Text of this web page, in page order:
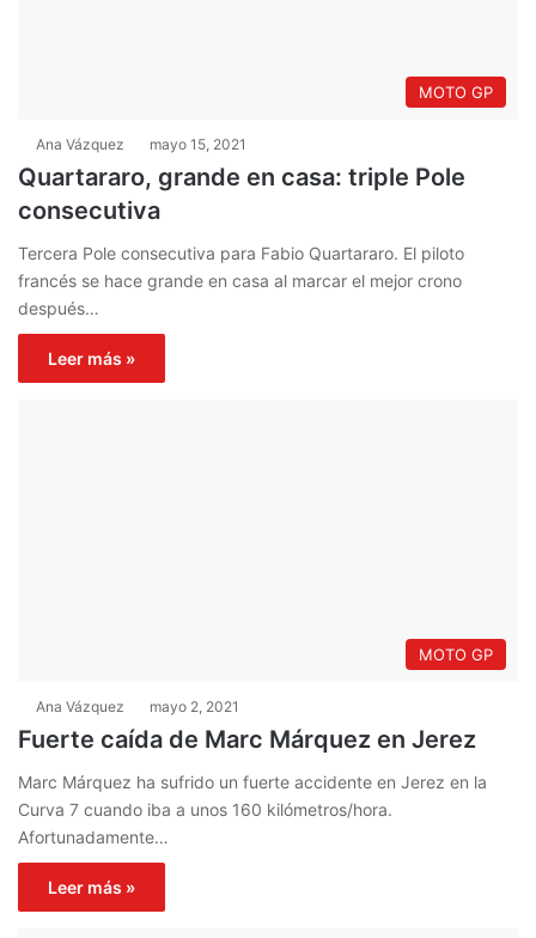
MOTO GP
Ana Vázquez mayo 15, 2021
Quartararo, grande en casa: triple Pole
consecutiva
Tercera Pole consecutiva para Fabio Quartararo. El piloto
francés se hace grande en casa al marcar el mejor crono
después…
Leer más »
MOTO GP
Ana Vázquez mayo 2, 2021
Fuerte caída de Marc Márquez en Jerez
Marc Márquez ha sufrido un fuerte accidente en Jerez en la
Curva 7 cuando iba a unos 160 kilómetros/hora.
Afortunadamente…
Leer más »